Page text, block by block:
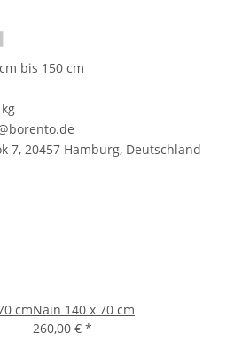
bis 150 cm
kg
7, 20457 Hamburg, Deutschland
cmNain 140 x 70 cm
260,00 € *